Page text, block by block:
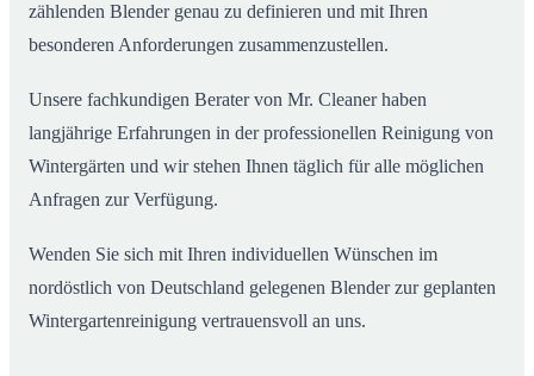
zählenden Blender genau zu definieren und mit Ihren
besonderen Anforderungen zusammenzustellen.
Unsere fachkundigen Berater von Mr. Cleaner haben
langjährige Erfahrungen in der professionellen Reinigung von
Wintergärten und wir stehen Ihnen täglich für alle möglichen
Anfragen zur Verfügung.
Wenden Sie sich mit Ihren individuellen Wünschen im
nordöstlich von Deutschland gelegenen Blender zur geplanten
Wintergartenreinigung vertrauensvoll an uns.